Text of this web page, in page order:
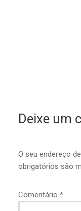
Deixe um
O seu endereço
obrigatórios são
Comentário *